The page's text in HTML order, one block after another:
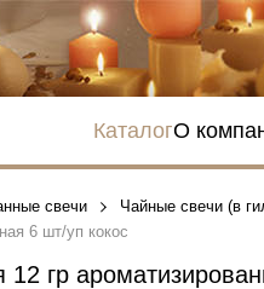
КаталогО
свечи
Чайные свечи (в
6 шт/уп кокос
12 гр